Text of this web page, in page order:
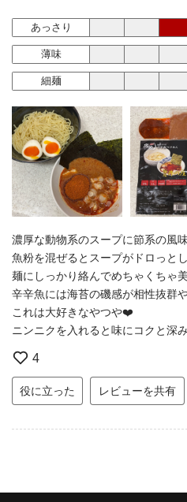
あっさり
薄味
細麺
濃厚な動物系のスープに節系の風
魚粉を混ぜるとスープがドロっと
麺にしっかり絡んでめちゃくちゃ
辛辛魚には海苔の磯感が相性抜群
これは大好きなやつや❤️
ニンニクを入れると味にコクと深
4
役に立った レビューを共有